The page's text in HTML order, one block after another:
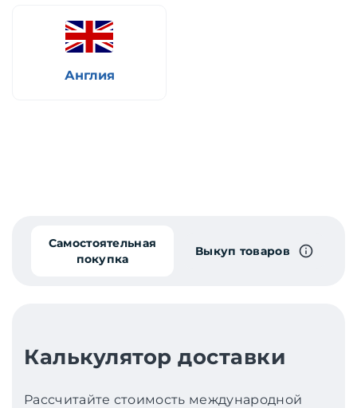
Англия
Самостоятельная
покупка
Выкуп товаров
Калькулятор доставки
Рассчитайте стоимость международной